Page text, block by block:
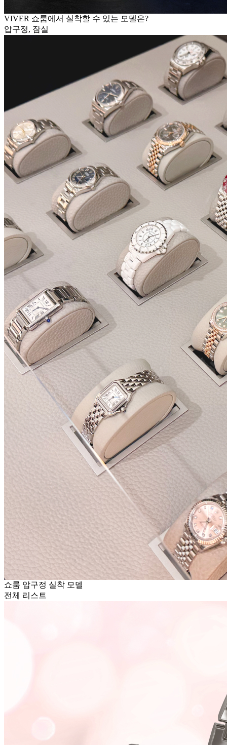
VIVER 쇼룸에서 실착할 수 있는 모델은?
압구정, 잠실
쇼룸 압구정 실착 모델
전체 리스트